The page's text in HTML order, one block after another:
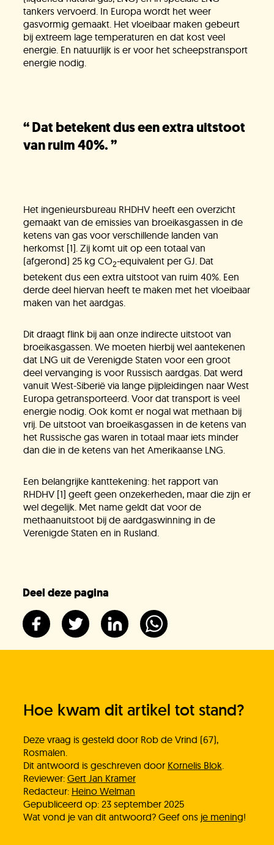
tankers vervoerd. In Europa wordt het weer
gasvormig gemaakt. Het vloeibaar maken gebeurt
bij extreem lage temperaturen en dat kost veel
energie. En natuurlijk is er voor het scheepstransport
energie nodig.
“Dat betekent dus een extra uitstoot
van ruim 40%.”
Het ingenieursbureau RHDHV heeft een overzicht
gemaakt van de emissies van broeikasgassen in de
ketens van gas voor verschillende landen van
herkomst [1]. Zij komt uit op een totaal van
(afgerond) 25 kg CO2-equivalent per GJ. Dat
betekent dus een extra uitstoot van ruim 40%. Een
derde deel hiervan heeft te maken met het vloeibaar
maken van het aardgas.
Dit draagt flink bij aan onze indirecte uitstoot van
broeikasgassen. We moeten hierbij wel aantekenen
dat LNG uit de Verenigde Staten voor een groot
deel vervanging is voor Russisch aardgas. Dat werd
vanuit West-Siberië via lange pijpleidingen naar West
Europa getransporteerd. Voor dat transport is veel
energie nodig. Ook komt er nogal wat methaan bij
vrij. De uitstoot van broeikasgassen in de ketens van
het Russische gas waren in totaal maar iets minder
dan die in de ketens van het Amerikaanse LNG.
Een belangrijke kanttekening: het rapport van
RHDHV [1] geeft geen onzekerheden, maar die zijn er
wel degelijk. Met name geldt dat voor de
methaanuitstoot bij de aardgaswinning in de
Verenigde Staten en in Rusland.
Deel deze pagina
Hoe kwam dit artikel tot stand?
Deze vraag is gesteld door Rob de Vrind (67),
Rosmalen.
Dit antwoord is geschreven door Kornelis Blok.
Reviewer: Gert Jan Kramer
Redacteur: Heino Welman
Gepubliceerd op: 23 september 2025
Wat vond je van dit antwoord? Geef ons je mening!
gevonden?
Stel je vraag
Werken bij